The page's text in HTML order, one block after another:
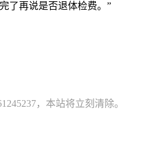
了再说是否退体检费。”
，本站将立刻清除。